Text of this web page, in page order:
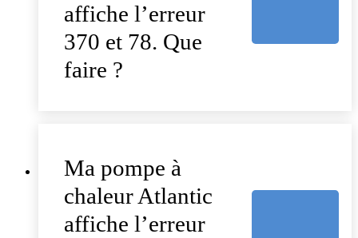
affiche l’erreur
370 et 78. Que
faire ?
Ma pompe à
chaleur Atlantic
affiche l’erreur